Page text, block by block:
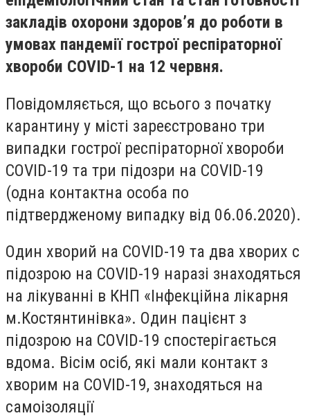
закладів охорони здоров’я до роботи в
умовах пандемії гострої респіраторної
хвороби COVID-1 на 12 червня.
Повідомляється, що всього з початку
карантину у місті зареєстровано три
випадки гострої респіраторної хвороби
CОVID-19 та три підозри на CОVID-19
(одна контактна особа по
підтвердженому випадку від 06.06.2020).
Один хворий на CОVID-19 та два хворих с
підозрою на CОVID-19 наразі знаходяться
на лікуванні в КНП «Інфекційна лікарня
м.Костянтинівка». Один пацієнт з
підозрою на CОVID-19 спостерігається
вдома. Вісім осіб, які мали контакт з
хворим на CОVID-19, знаходяться на
самоізоляції